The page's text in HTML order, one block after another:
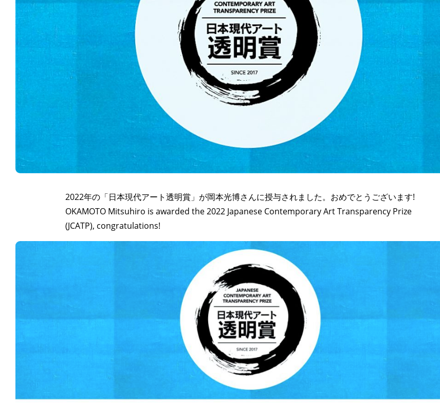
2022年の「日本現代アート透明賞」が岡本光博さんに授与されました。おめでとうございます!
OKAMOTO Mitsuhiro is awarded the 2022 Japanese Contemporary Art Transparency Prize
(JCATP), congratulations!